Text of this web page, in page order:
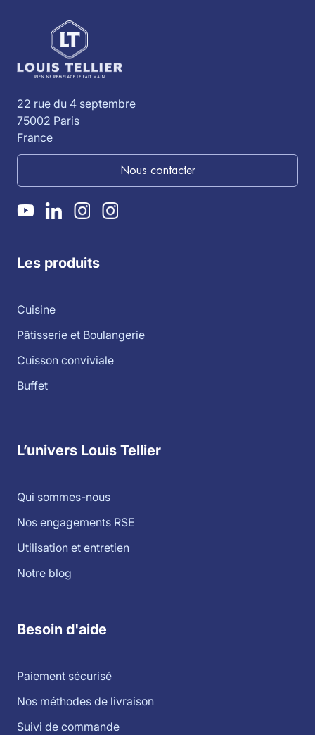
22 rue du 4 septembre
75002 Paris
France
Nous contacter
Les produits
Cuisine
Pâtisserie et Boulangerie
Cuisson conviviale
Buffet
L’univers Louis Tellier
Qui sommes-nous
Nos engagements RSE
Utilisation et entretien
Notre blog
Besoin d'aide
Paiement sécurisé
Nos méthodes de livraison
Suivi de commande